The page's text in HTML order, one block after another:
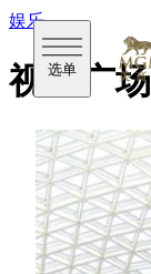
选单
娱乐
视博广场
视博广场在壮
科技与自然艺
等而变换，配
难以言喻的新